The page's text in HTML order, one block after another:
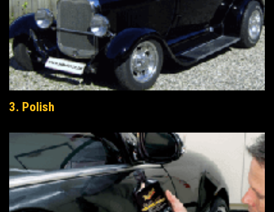
3. Polish